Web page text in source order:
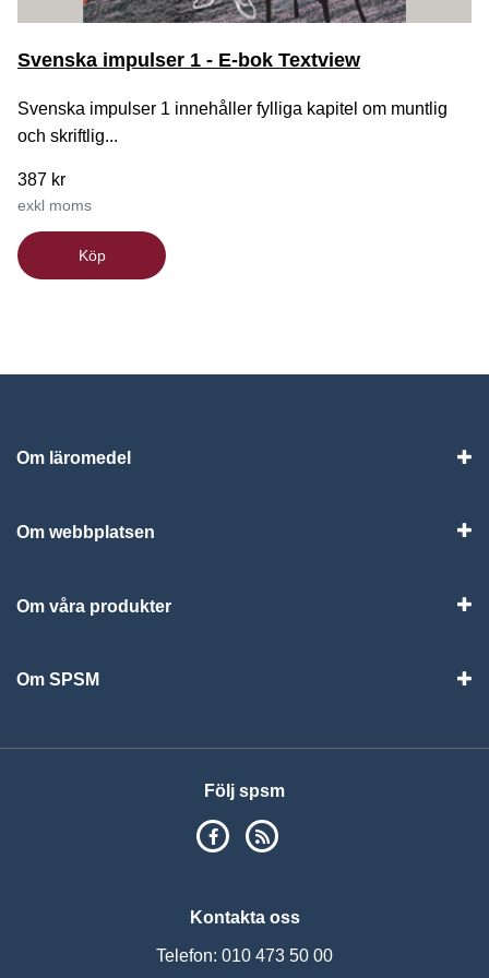
Svenska impulser 1 - E-bok Textview
Svenska impulser 1 innehåller fylliga kapitel om muntlig
och skriftlig...
387 kr
exkl moms
Köp
Om läromedel
Om webbplatsen
Om våra produkter
Om SPSM
Följ spsm
SPSM på Facebook
Kontakta oss
Telefon: 010 473 50 00